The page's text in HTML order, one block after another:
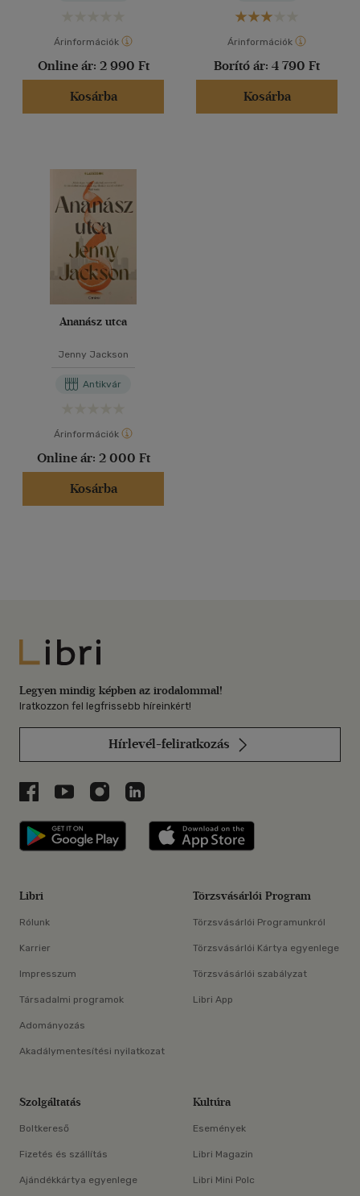
Árinformációk
Online ár: 2 990 Ft
Kosárba
Árinformációk
Borító ár: 4 790 Ft
Kosárba
Ananász utca
Jenny Jackson
Antikvár
Árinformációk
Online ár: 2 000 Ft
Kosárba
Libri
Legyen mindig képben az irodalommal!
Iratkozzon fel legfrissebb híreinkért!
Hírlevél-feliratkozás
Libri a Facebookon
Libri a Youtube-on
Libri az Instagramon
Libri a LinkedInen
Libri applikáció Szerezd meg: Google
Libri
Rólunk
Karrier
Impresszum
Társadalmi programok
Adományozás
Akadálymentesítési nyilatkozat
Törzsvásárlói Program
Törzsvásárlói Programunkról
Törzsvásárlói Kártya egyenlege
Törzsvásárlói szabályzat
Libri App
Szolgáltatás
Boltkereső
Fizetés és szállítás
Ajándékkártya egyenlege
Kultúra
Események
Libri Magazin
Libri Mini Polc